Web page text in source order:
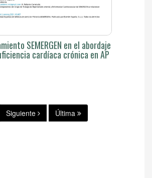
SEMERGEN en el abordaje
cardíaca crónica en AP
Siguiente Última